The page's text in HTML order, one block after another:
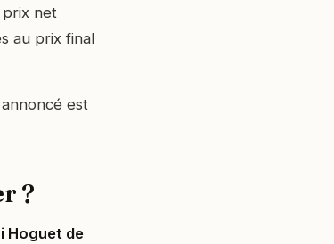
prix net
au prix final
est
?
Hoguet de